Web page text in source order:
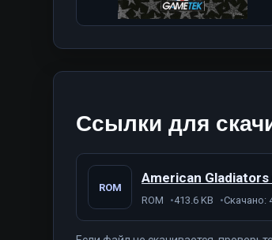
Ссылки для
ROM
American Gladiators
ROM 413.6 KB Скачано: